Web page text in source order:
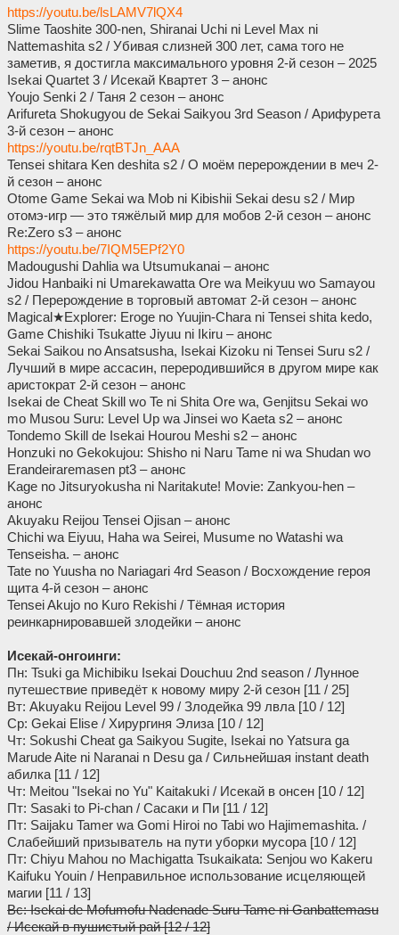
https://youtu.be/lsLAMV7lQX4
Slime Taoshite 300-nen, Shiranai Uchi ni Level Max ni
Nattemashita s2 / Убивая слизней 300 лет, сама того не
заметив, я достигла максимального уровня 2-й сезон – 2025
Isekai Quartet 3 / Исекай Квартет 3 – анонс
Youjo Senki 2 / Таня 2 сезон – анонс
Arifureta Shokugyou de Sekai Saikyou 3rd Season / Арифурета
3-й сезон – анонс
https://youtu.be/rqtBTJn_AAA
Tensei shitara Ken deshita s2 / О моём перерождении в меч 2-
й сезон – анонс
Otome Game Sekai wa Mob ni Kibishii Sekai desu s2 / Мир
отомэ-игр — это тяжёлый мир для мобов 2-й сезон – анонс
Re:Zero s3 – анонс
https://youtu.be/7IQM5EPf2Y0
Madougushi Dahlia wa Utsumukanai – анонс
Jidou Hanbaiki ni Umarekawatta Ore wa Meikyuu wo Samayou
s2 / Перерождение в торговый автомат 2-й сезон – анонс
Magical★Explorer: Eroge no Yuujin-Chara ni Tensei shita kedo,
Game Chishiki Tsukatte Jiyuu ni Ikiru – анонс
Sekai Saikou no Ansatsusha, Isekai Kizoku ni Tensei Suru s2 /
Лучший в мире ассасин, переродившийся в другом мире как
аристократ 2-й сезон – анонс
Isekai de Cheat Skill wo Te ni Shita Ore wa, Genjitsu Sekai wo
mo Musou Suru: Level Up wa Jinsei wo Kaeta s2 – анонс
Tondemo Skill de Isekai Hourou Meshi s2 – анонс
Honzuki no Gekokujou: Shisho ni Naru Tame ni wa Shudan wo
Erandeiraremasen pt3 – анонс
Kage no Jitsuryokusha ni Naritakute! Movie: Zankyou-hen –
анонс
Akuyaku Reijou Tensei Ojisan – анонс
Chichi wa Eiyuu, Haha wa Seirei, Musume no Watashi wa
Tenseisha. – анонс
Tate no Yuusha no Nariagari 4rd Season / Восхождение героя
щита 4-й сезон – анонс
Tensei Akujo no Kuro Rekishi / Тёмная история
реинкарнировавшей злодейки – анонс
Исекай-онгоинги:
Пн: Tsuki ga Michibiku Isekai Douchuu 2nd season / Лунное
путешествие приведёт к новому миру 2-й сезон [11 / 25]
Вт: Akuyaku Reijou Level 99 / Злодейка 99 лвла [10 / 12]
Ср: Gekai Elise / Хирургиня Элиза [10 / 12]
Чт: Sokushi Cheat ga Saikyou Sugite, Isekai no Yatsura ga
Marude Aite ni Naranai n Desu ga / Сильнейшая instant death
абилка [11 / 12]
Чт: Meitou "Isekai no Yu" Kaitakuki / Исекай в онсен [10 / 12]
Пт: Sasaki to Pi-chan / Сасаки и Пи [11 / 12]
Пт: Saijaku Tamer wa Gomi Hiroi no Tabi wo Hajimemashita. /
Слабейший призыватель на пути уборки мусора [10 / 12]
Пт: Chiyu Mahou no Machigatta Tsukaikata: Senjou wo Kakeru
Kaifuku Youin / Неправильное использование исцеляющей
магии [11 / 13]
Вс: Isekai de Mofumofu Nadenade Suru Tame ni Ganbattemasu
/ Исекай в пушистый рай [12 / 12]